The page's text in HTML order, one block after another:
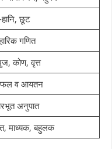
छूट
गणित
कोण, वृत्त
व आयतन
अनुपात
माध्यक, बहुलक